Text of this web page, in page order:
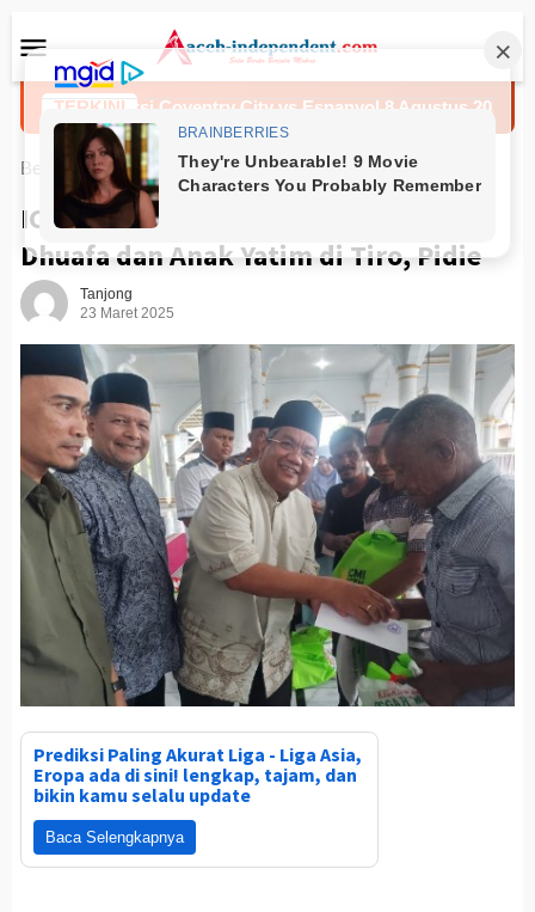
ke
kontenMobile
TERKINI
Prediksi Coventry City vs Espanyol 8 Agustus 2026
Beranda News
ICMI Aceh Beri Santunan Kepada
Dhuafa dan Anak Yatim di Tiro, Pidie
Tanjong
23 Maret 2025
Prediksi Paling Akurat Liga - Liga Asia,
Eropa ada di sini! lengkap, tajam, dan
bikin kamu selalu update
Baca Selengkapnya